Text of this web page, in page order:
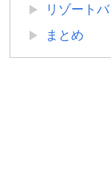
リゾート
まとめ